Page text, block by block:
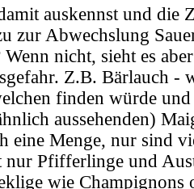
auskennst und die
zur Abwechslung
nicht, sieht es
Z.B. Bärlauch -
finden würde und
aussehenden)
eine Menge, nur sind
nur Pfifferlinge und
wie Champignons